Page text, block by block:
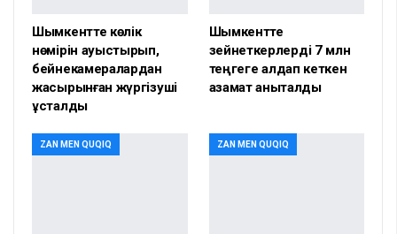
Шымкентте көлік
нөмірін ауыстырып,
бейнекамералардан
жасырынған жүргізуші
ұсталды
Шымкентте
зейнеткерлерді 7 млн
теңгеге алдап кеткен
азамат анықталды
ZAN MEN QUQIQ ZAN MEN QUQIQ